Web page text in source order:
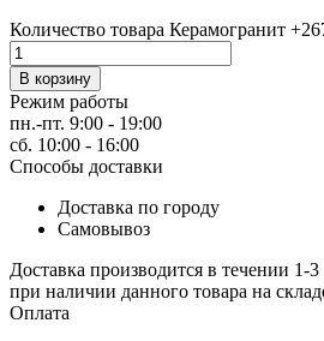
Количество товара Керамогранит
В корзину
Режим работы
пн.-пт. 9:00 - 19:00
сб. 10:00 - 16:00
Способы доставки
Доставка по городу
Самовывоз
Доставка производится в течении 1-
при наличии данного товара на
Оплата